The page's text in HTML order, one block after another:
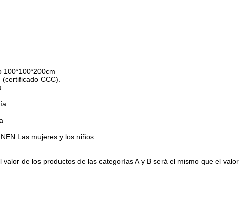
100*100*200cm
CCC).
Las mujeres y los niños
de los productos de las categorías A y B será el mismo que el